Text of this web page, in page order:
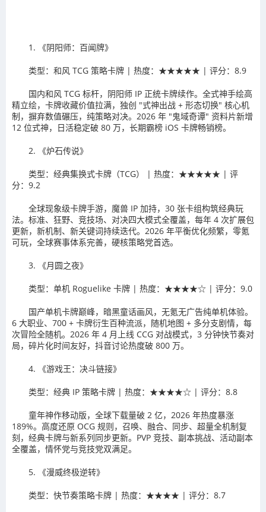
1. 《阴阳师：百闻牌》
类型：和风 TCG 策略卡牌 | 热度：★★★★★ | 评分：8.9
国内和风 TCG 标杆，阴阳师 IP 正统卡牌续作。全式神手绘高
精立绘，卡牌收藏价值拉满，独创 "式神出战 + 形态切换" 核心机
制，摒弃数值碾压，纯策略对决。2026 年 "鬼域奇谭" 资料片新增
12 位式神，日活稳定破 80 万，长期霸榜 iOS 卡牌畅销榜。
2. 《炉石传说》
类型：经典集换式卡牌（TCG） | 热度：★★★★★ | 评
分：9.2
全球现象级卡牌手游，魔兽 IP 加持，30 张卡组构筑经典玩
法。标准、狂野、竞技场、对决四大模式全覆盖，每年 4 次扩展包
更新，新机制、新关键词持续迭代。2026 年平衡优化频繁，零氪
可玩，全球赛事体系完善，硬核策略党首选。
3. 《月圆之夜》
类型：单机 Roguelike 卡牌 | 热度：★★★★☆ | 评分：9.0
国产单机卡牌巅峰，暗黑童话画风，无氪无广告纯单机体验。
6 大职业、700 + 卡牌衍生百种流派，随机地图 + 多分支剧情，每
次冒险全随机。2026 年 4 月上线 CCG 对战模式，3 分钟快节奏对
局，碎片化时间友好，抖音讨论热度破 800 万。
4. 《游戏王：决斗链接》
类型：经典 IP 策略卡牌 | 热度：★★★★☆ | 评分：8.8
童年神作移动版，全球下载量破 2 亿，2026 年热度暴涨
189%。高度还原 OCG 规则，召唤、融合、同步、超量全机制复
刻，经典卡牌与新系列同步更新。PVP 竞技、副本挑战、活动副本
全覆盖，情怀党与竞技党双满足。
5. 《漫威终极逆转》
类型：快节奏策略卡牌 | 热度：★★★★ | 评分：8.7